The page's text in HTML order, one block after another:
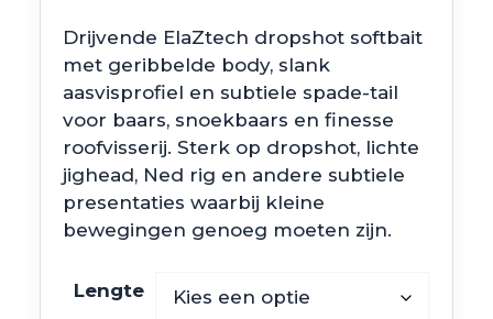
Drijvende ElaZtech dropshot softbait
met geribbelde body, slank
aasvisprofiel en subtiele spade-tail
voor baars, snoekbaars en finesse
roofvisserij. Sterk op dropshot, lichte
jighead, Ned rig en andere subtiele
presentaties waarbij kleine
bewegingen genoeg moeten zijn.
Lengte